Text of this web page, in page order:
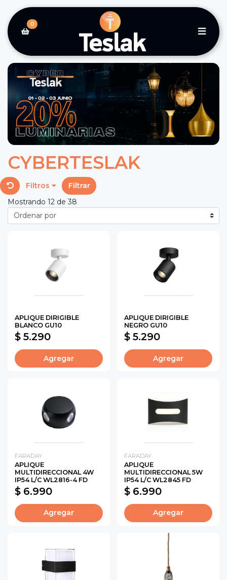
0
CYBERTESLAK
Filtros
Filtrar
Mostrando 12 de 38
APLIQUE DIRIGIBLE
BLANCO GU10
$ 5.290
Agregar
APLIQUE DIRIGIBLE
NEGRO GU10
$ 5.290
Agregar
FARADAY
APLIQUE
MULTIDIRECCIONAL 4W
IP54 L/C WL2816-4 FD
$ 6.990
Agregar
FARADAY
APLIQUE
MULTIDIRECCIONAL 5W
IP54 L/C WL2845 FD
$ 6.990
Agregar